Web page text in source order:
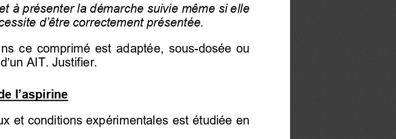
à présenter la démarche suivie même si elle
d’être correctement présentée.
ce  comprimé  est  adaptée,  sous-dosée  ou
un AIT. Justifier.
l’aspirine
et conditions expérimentales est étudiée en